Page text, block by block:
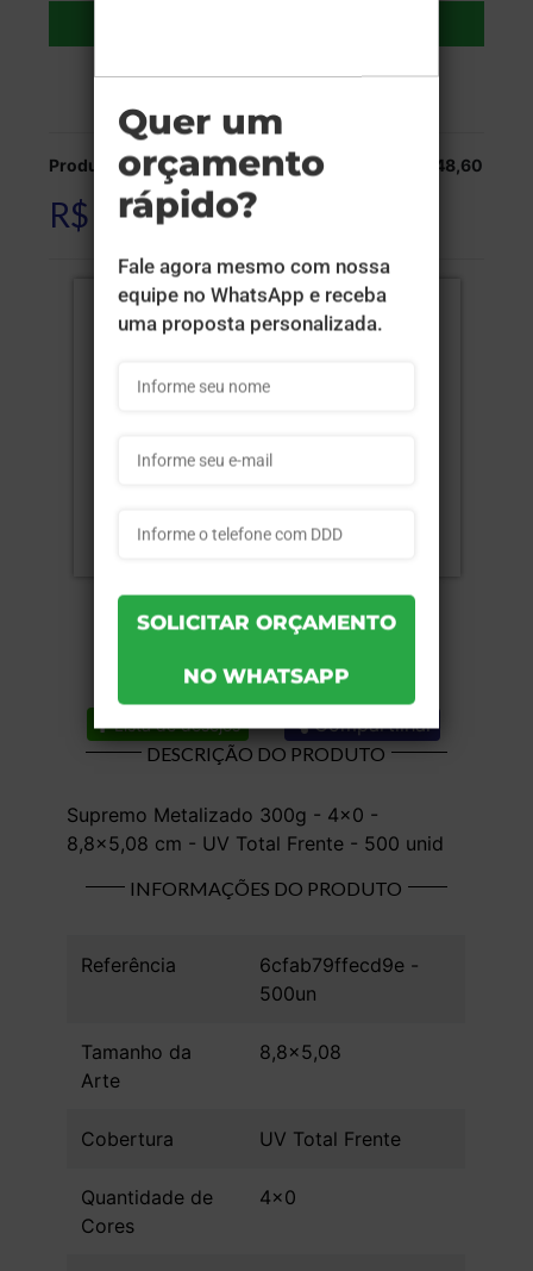
Veja as opções de entrega.
Produção: R$ 248,60
R$ 248,60
Lista de desejos Compartilhar
DESCRIÇÃO DO PRODUTO
Supremo Metalizado 300g - 4x0 -
8,8x5,08 cm - UV Total Frente - 500 unid
INFORMAÇÕES DO PRODUTO
Referência
6cfab79ffecd9e -
500un
Tamanho da
Arte
8,8x5,08
Cobertura UV Total Frente
Quantidade de
Cores
4x0